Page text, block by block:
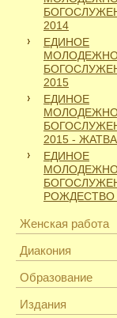
2014
ЕДИНОЕ
2015
ЕДИНОЕ
2015 - ЖАТВА
ЕДИНОЕ
РОЖДЕСТВО
Женская работа
Диакония
Образование
Издания